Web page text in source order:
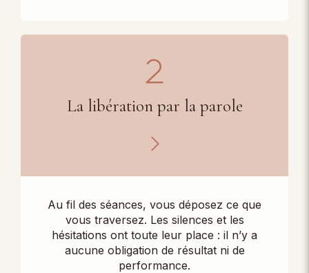
La libération par la parole
Au fil des séances, vous déposez ce que
vous traversez. Les silences et les
hésitations ont toute leur place : il n’y a
aucune obligation de résultat ni de
performance.